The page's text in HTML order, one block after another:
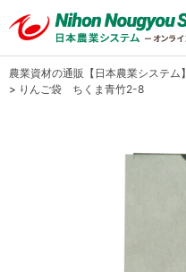
農業資材の通販【日本農業システム】
> りんご袋 ちくま青竹2-8